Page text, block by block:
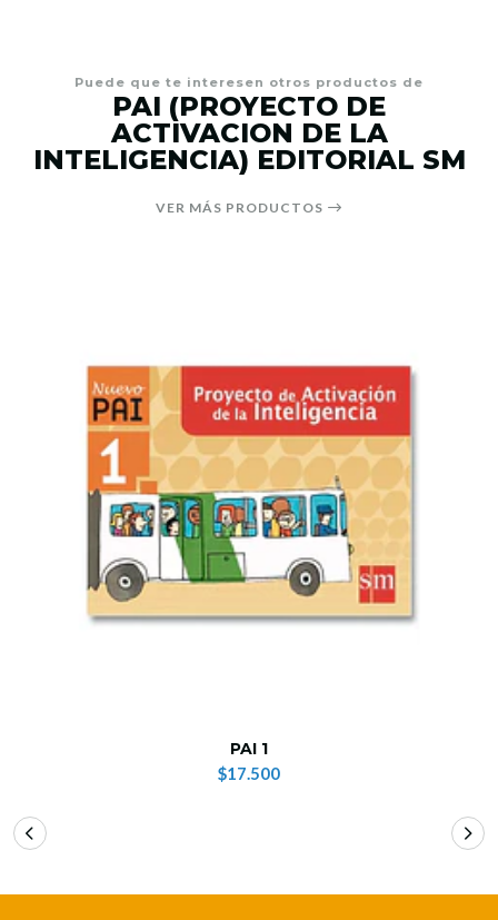
Puede que te interesen otros productos de
PAI (PROYECTO DE
ACTIVACION DE LA
INTELIGENCIA) EDITORIAL SM
VER MÁS PRODUCTOS
PAI 1
$17.500